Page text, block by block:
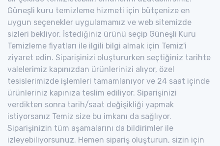
Güneşli kuru temizleme hizmeti için bütçenize en
uygun seçenekler uygulamamız ve web sitemizde
sizleri bekliyor. İstediğiniz ürünü seçip Güneşli Kuru
Temizleme fiyatları ile ilgili bilgi almak için Temiz'i
ziyaret edin. Siparişinizi oluştururken seçtiğiniz tarihte
valelerimiz kapınızdan ürünlerinizi alıyor, özel
tesislerimizde işlemleri tamamlanıyor ve 24 saat içinde
ürünleriniz kapınıza teslim ediliyor. Siparişinizi
verdikten sonra tarih/saat değişikliği yapmak
istiyorsanız Temiz size bu imkanı da sağlıyor.
Siparişinizin tüm aşamalarını da bildirimler ile
izleyebiliyorsunuz. Hemen sipariş oluşturun, sizin için